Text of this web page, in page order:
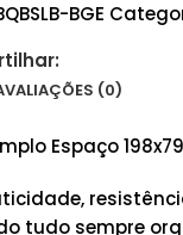
BGE
(0)
Espaço
tudo sempre